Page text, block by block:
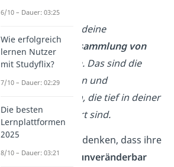
Das Mindset ist deine
persönliche Ansammlung von
Glaubenssätzen. Das sind die
Grundannahmen und
Überzeugungen, die tief in deiner
Psyche verankert sind.
Viele Menschen denken, dass ihre
Glaubenssätze
unveränderbar
6/10 – Dauer: 03:25
Wie erfolgreich
lernen Nutzer
mit Studyflix?
7/10 – Dauer: 02:29
Die besten
Lernplattformen
2025
8/10 – Dauer: 03:21